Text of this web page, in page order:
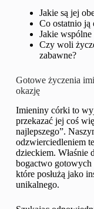
Jakie są jej
Co ostatnio ją
Jakie wspólne
Czy woli
zabawne?
Gotowe życzenia
okazję
Imieniny córki to
przekazać jej coś
najlepszego”.
odzwierciedleniem
dzieckiem. Właśnie
bogactwo gotowych
które posłużą jako
unikalnego.